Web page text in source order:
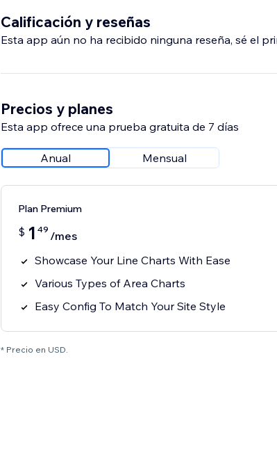
Calificación y reseñas
Esta app aún no ha recibido ninguna reseña, sé el
Precios y planes
Esta app ofrece una prueba gratuita de 7 días
Anual Mensual
Plan Premium
$ 1 49 /mes
Showcase Your Line Charts With Ease
Various Types of Area Charts
Easy Config To Match Your Site Style
* Precio en USD.